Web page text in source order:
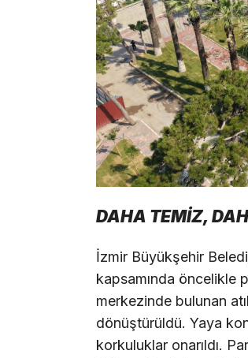
DAHA TEMİZ,
İzmir Büyükşehir
kapsamında öncelikle
merkezinde bulunan
dönüştürüldü. Yaya
korkuluklar onarıldı.